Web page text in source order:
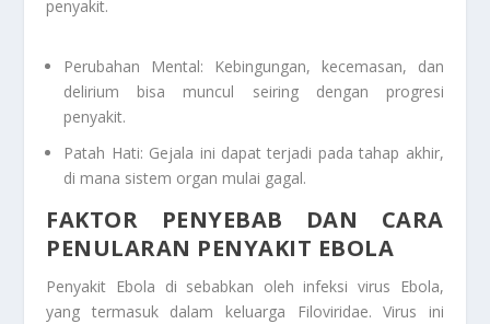
penyakit.
Perubahan Mental: Kebingungan, kecemasan, dan
delirium bisa muncul seiring dengan progresi
penyakit.
Patah Hati: Gejala ini dapat terjadi pada tahap akhir,
di mana sistem organ mulai gagal.
FAKTOR PENYEBAB DAN CARA
PENULARAN PENYAKIT EBOLA
Penyakit Ebola di sebabkan oleh infeksi virus Ebola,
yang termasuk dalam keluarga Filoviridae. Virus ini